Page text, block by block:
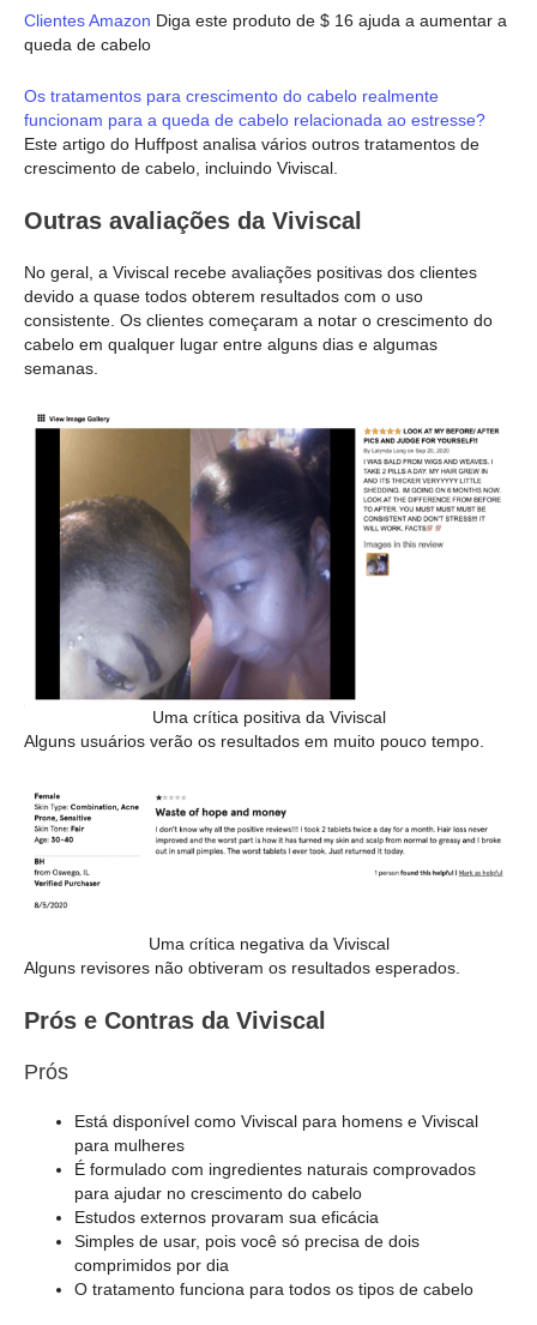
Clientes Amazon Diga este produto de $ 16 ajuda a aumentar a
queda de cabelo
Os tratamentos para crescimento do cabelo realmente
funcionam para a queda de cabelo relacionada ao estresse?
Este artigo do Huffpost analisa vários outros tratamentos de
crescimento de cabelo, incluindo Viviscal.
Outras avaliações da Viviscal
No geral, a Viviscal recebe avaliações positivas dos clientes
devido a quase todos obterem resultados com o uso
consistente. Os clientes começaram a notar o crescimento do
cabelo em qualquer lugar entre alguns dias e algumas
semanas.
Uma crítica positiva da Viviscal
Alguns usuários verão os resultados em muito pouco tempo.
Uma crítica negativa da Viviscal
Alguns revisores não obtiveram os resultados esperados.
Prós e Contras da Viviscal
Prós
Está disponível como Viviscal para homens e Viviscal
para mulheres
É formulado com ingredientes naturais comprovados
para ajudar no crescimento do cabelo
Estudos externos provaram sua eficácia
Simples de usar, pois você só precisa de dois
comprimidos por dia
O tratamento funciona para todos os tipos de cabelo